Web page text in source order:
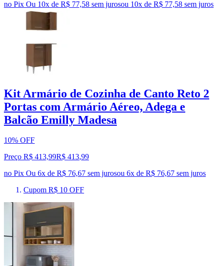
no Pix Ou 10x de R$ 77,58 sem jurosou 10x de R$ 77,58 sem juros
Kit Armário de Cozinha de Canto Reto 2
Portas com Armário Aéreo, Adega e
Balcão Emilly Madesa
10% OFF
Preço R$ 413,99R$ 413,99
no Pix Ou 6x de R$ 76,67 sem jurosou 6x de R$ 76,67 sem juros
Cupom R$ 10 OFF